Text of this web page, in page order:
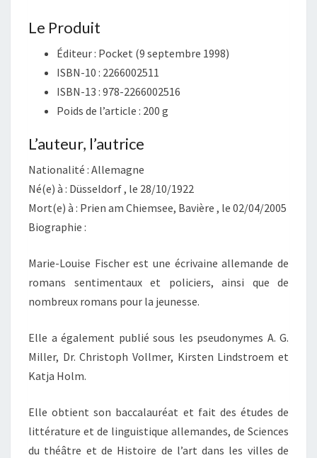
Le Produit
Éditeur : Pocket (9 septembre 1998)
ISBN-10 : 2266002511
ISBN-13 : 978-2266002516
Poids de l’article : 200 g
L’auteur, l’autrice
Nationalité : Allemagne
Né(e) à : Düsseldorf , le 28/10/1922
Mort(e) à : Prien am Chiemsee, Bavière , le 02/04/2005
Biographie :
Marie-Louise Fischer est une écrivaine allemande de
romans sentimentaux et policiers, ainsi que de
nombreux romans pour la jeunesse.
Elle a également publié sous les pseudonymes A. G.
Miller, Dr. Christoph Vollmer, Kirsten Lindstroem et
Katja Holm.
Elle obtient son baccalauréat et fait des études de
littérature et de linguistique allemandes, de Sciences
du théâtre et de Histoire de l’art dans les villes de